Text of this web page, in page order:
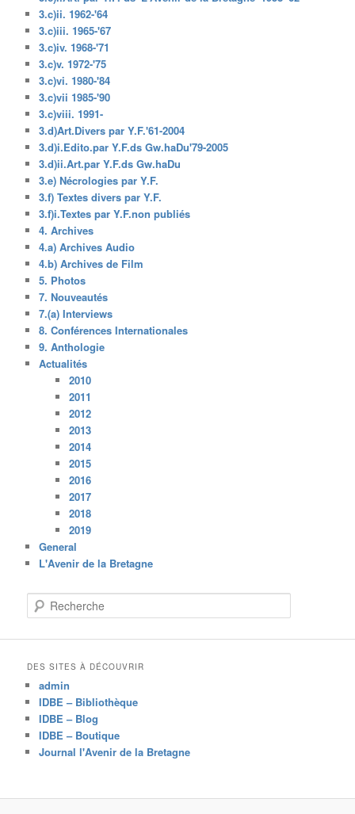
3.c)ii. 1962-'64
3.c)iii. 1965-'67
3.c)iv. 1968-'71
3.c)v. 1972-'75
3.c)vi. 1980-'84
3.c)vii 1985-'90
3.c)viii. 1991-
3.d)Art.Divers par Y.F.'61-2004
3.d)i.Edito.par Y.F.ds Gw.haDu'79-2005
3.d)ii.Art.par Y.F.ds Gw.haDu
3.e) Nécrologies par Y.F.
3.f) Textes divers par Y.F.
3.f)i.Textes par Y.F.non publiés
4. Archives
4.a) Archives Audio
4.b) Archives de Film
5. Photos
7. Nouveautés
7.(a) Interviews
8. Conférences Internationales
9. Anthologie
Actualités
2010
2011
2012
2013
2014
2015
2016
2017
2018
2019
General
L'Avenir de la Bretagne
e
e
c
h
e
DES SITES À DÉCOUVRIR
admin
IDBE – Bibliothèque
IDBE – Blog
IDBE – Boutique
Journal l'Avenir de la Bretagne